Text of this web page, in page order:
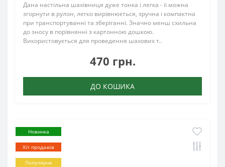
Дана настільна шахівниця дуже тонка і легка - її можна
згорнути в рулон, легко вирівнюється, зручна і компактна
при транспортуванні та зберіганні. Значно менш схильна
до зносу в порівнянні з картонною дошкою.
Використовується для проведення шахових т..
470 грн.
ДО КОШИКА
Новинка
Хіт продажів
Популярне